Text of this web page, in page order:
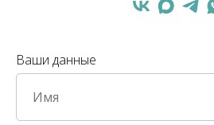
Ваши данные